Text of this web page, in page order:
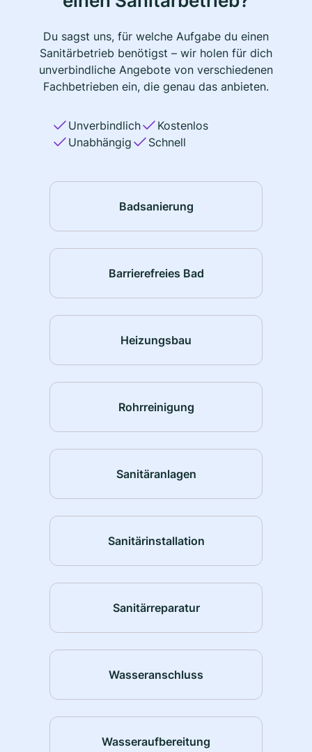
Du sagst uns, für welche Aufgabe du einen
Sanitärbetrieb benötigst – wir holen für dich
unverbindliche Angebote von verschiedenen
Fachbetrieben ein, die genau das anbieten.
Unverbindlich
Kostenlos
Unabhängig
Schnell
Badsanierung
Barrierefreies Bad
Heizungsbau
Rohrreinigung
Sanitäranlagen
Sanitärinstallation
Sanitärreparatur
Wasseranschluss
Wasseraufbereitung